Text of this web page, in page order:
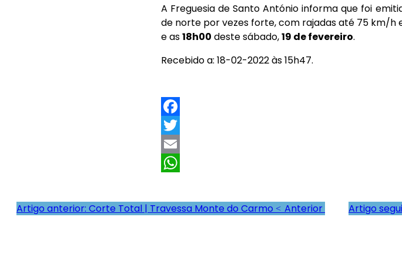
A Freguesia de Santo António informa que foi
de norte por vezes forte, com rajadas até 75 km/h
e as18h00 deste sábado,19 de fevereiro.
Recebido a: 18-02-2022 às 15h47.
F
a
c
b
o
T
w
t
t
E
a
i
h
a
Artigo anterior: Corte Total | Travessa Monte do Carmo Anterior Artigo